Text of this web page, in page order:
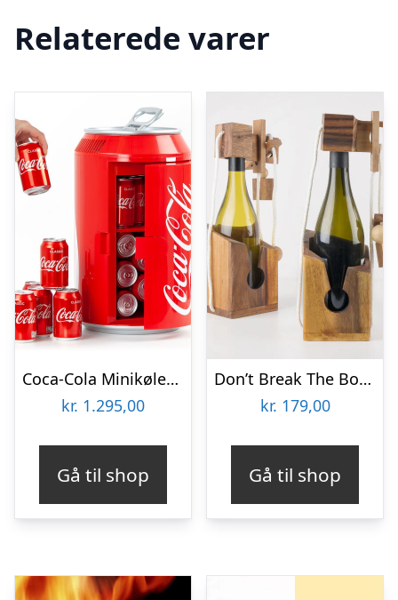
Relaterede varer
Coca-Cola Minikøleskab
kr. 1.295,00
Gå til shop
Don’t Break The Bottle
kr. 179,00
Gå til shop